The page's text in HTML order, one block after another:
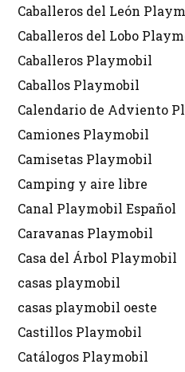
Caballeros del León
Caballeros del Lobo
Caballeros Playmobil
Caballos Playmobil
Calendario de Adviento
Camiones Playmobil
Camisetas Playmobil
Camping y aire libre
Canal Playmobil Español
Caravanas Playmobil
Casa del Árbol Playmobil
casas playmobil
casas playmobil oeste
Castillos Playmobil
Catálogos Playmobil